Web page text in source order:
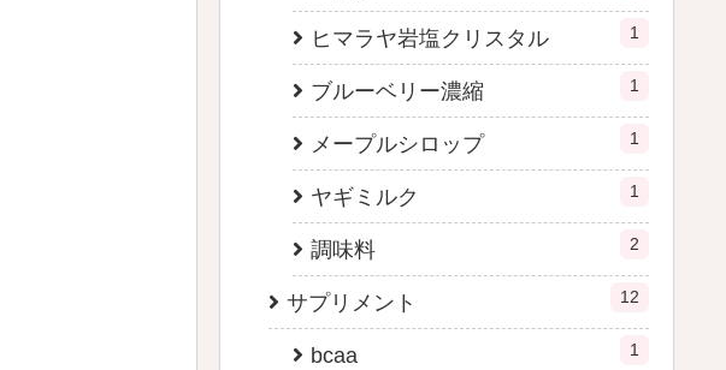
ヒマラヤ岩塩クリスタル 1
ブルーベリー濃縮 1
メープルシロップ 1
ヤギミルク 1
調味料 2
サプリメント 12
bcaa 1